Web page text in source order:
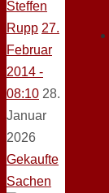
Steffen
Rupp 27.
Februar
2014 -
08:10 28.
Januar
2026
Gekaufte
Sachen